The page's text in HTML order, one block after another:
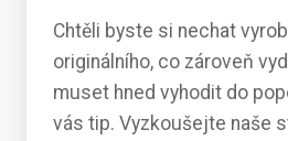
Chtěli byste si nechat
originálního, co zároveň
muset hned vyhodit do
vás tip. Vyzkoušejte naše